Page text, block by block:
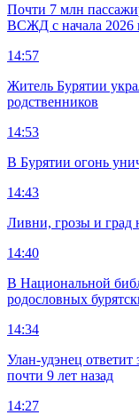
Почти 7 млн
ВСЖД с начала 2026
14:57
Житель Бурятии
родственников
14:53
В Бурятии огонь
14:43
Ливни, грозы и град
14:40
В Национальной
родословных
14:34
Улан-удэнец ответит
почти 9 лет назад
14:27